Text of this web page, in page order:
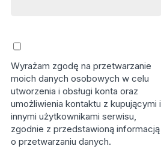
Wyrażam zgodę na przetwarzanie
moich danych osobowych w celu
utworzenia i obsługi konta oraz
umożliwienia kontaktu z kupującymi i
innymi użytkownikami serwisu,
zgodnie z przedstawioną informacją
o przetwarzaniu danych.